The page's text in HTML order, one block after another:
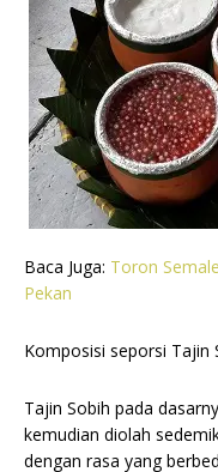
Baca Juga: Toron
Pekan
Komposisi seporsi Tajin
Tajin Sobih pada
kemudian diolah
dengan rasa yang